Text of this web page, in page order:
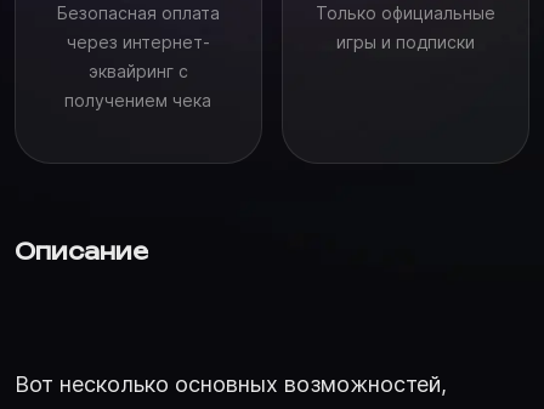
Безопасная оплата
через интернет-
эквайринг с
получением чека
Только официальные
игры и подписки
Описание
Вот несколько основных возможностей,